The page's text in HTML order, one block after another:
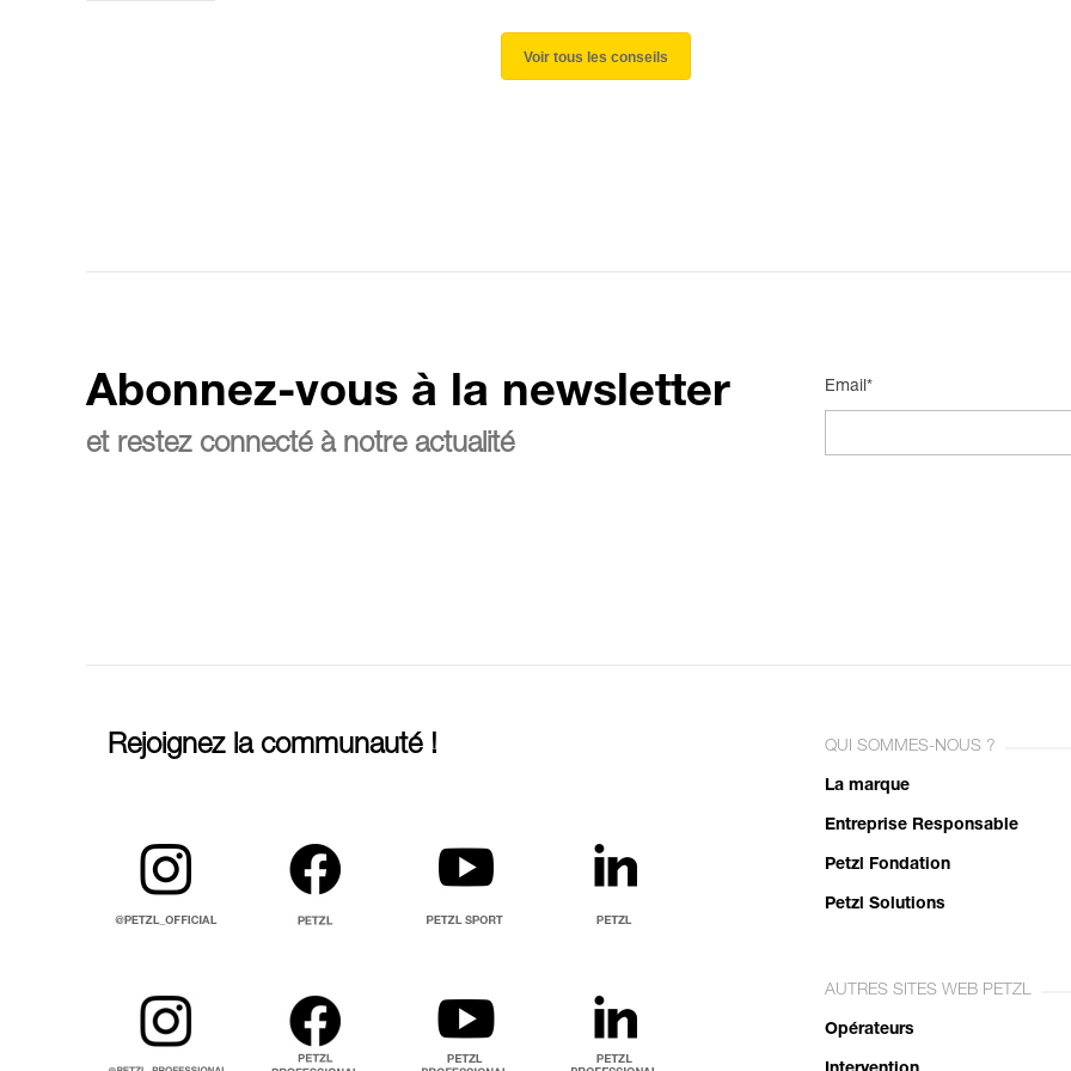
Voir tous les conseils
Abonnez-vous à la newsletter
et restez connecté à notre actualité
Email*
Rejoignez la communauté ! QUI SOMMES-NOUS ?
La marque
Entreprise Responsable
Petzl Fondation
Petzl Solutions
AUTRES SITES WEB PETZL
Opérateurs